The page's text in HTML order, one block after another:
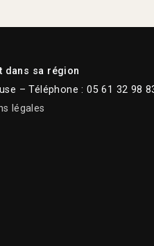
dans sa région
– Téléphone : 05 61 32 98
légales